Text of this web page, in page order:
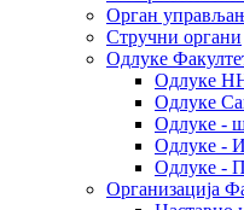
Oрган
Стручни органи
Одлуке
Одлуке
Одлуке
Одлуке -
Одлуке -
Одлуке -
Организација